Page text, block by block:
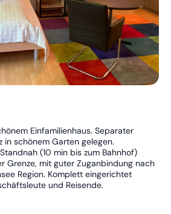
Einfamilienhaus. Separater
in schönem Garten gelegen.
(10 min bis zum Bahnhof)
Grenze, mit guter Zuganbindung nach
Region. Komplett eingerichtet
und Reisende.